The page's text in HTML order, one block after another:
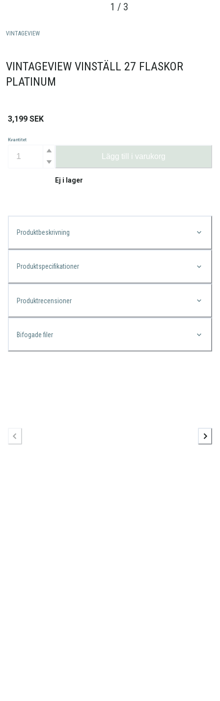
1 / 3
VINTAGEVIEW
VINTAGEVIEW VINSTÄLL 27 FLASKOR
PLATINUM
3,199 SEK
Kvantitet
Lägg till i varukorg
Ej i lager
Produktbeskrivning
Produktspecifikationer
Produktrecensioner
Bifogade filer